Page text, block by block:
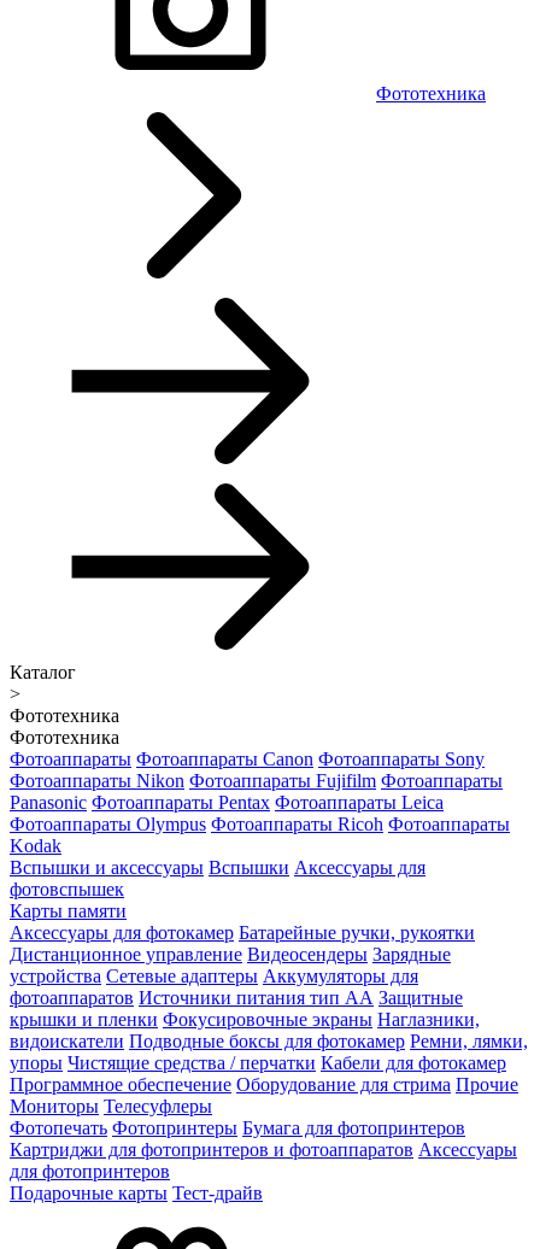
Фототехника
Каталог
>
Фототехника
Фототехника
Фотоаппараты Фотоаппараты Canon Фотоаппараты Sony
Фотоаппараты Nikon Фотоаппараты Fujifilm Фотоаппараты
Panasonic Фотоаппараты Pentax Фотоаппараты Leica
Фотоаппараты Olympus Фотоаппараты Ricoh Фотоаппараты
Kodak
Вспышки и аксессуары Вспышки Аксессуары для
фотовспышек
Карты памяти
Аксессуары для фотокамер Батарейные ручки, рукоятки
Дистанционное управление Видеосендеры Зарядные
устройства Сетевые адаптеры Аккумуляторы для
фотоаппаратов Источники питания тип АА Защитные
крышки и пленки Фокусировочные экраны Наглазники,
видоискатели Подводные боксы для фотокамер Ремни, лямки,
упоры Чистящие средства / перчатки Кабели для фотокамер
Программное обеспечение Оборудование для стрима Прочие
Мониторы Телесуфлеры
Фотопечать Фотопринтеры Бумага для фотопринтеров
Картриджи для фотопринтеров и фотоаппаратов Аксессуары
для фотопринтеров
Подарочные карты Тест-драйв